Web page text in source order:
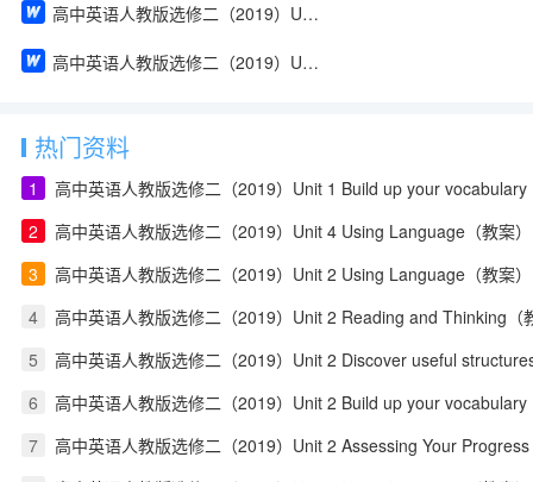
高中英语人教版选修二（2019）Unit 1 Using Language（教案）
高中英语人教版选修二（2019）Unit 1 Reading and Thinking（教案）
热门资料
1
高中英语人教版选修二（2019）Unit 1 Build up your vocabulary
2
高中英语人教版选修二（2019）Unit 4 Using Language（教案）
3
高中英语人教版选修二（2019）Unit 2 Using Language（教案）
4
高中英语人教版选修二（2019）Unit 2 Reading and Thinking（
5
高中英语人教版选修二（2019）Unit 2 Discover useful
6
高中英语人教版选修二（2019）Unit 2 Build up your vocabulary
7
高中英语人教版选修二（2019）Unit 2 Assessing Your